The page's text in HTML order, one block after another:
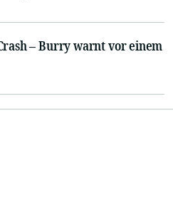
– Burry warnt vor einem